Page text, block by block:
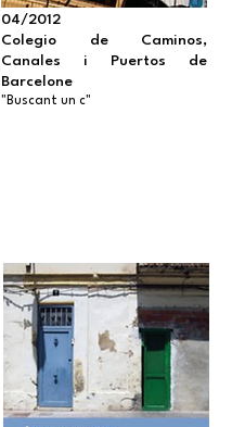
04/2012
Colegio de Caminos,
Canales i Puertos de
Barcelone
"Buscant un c"